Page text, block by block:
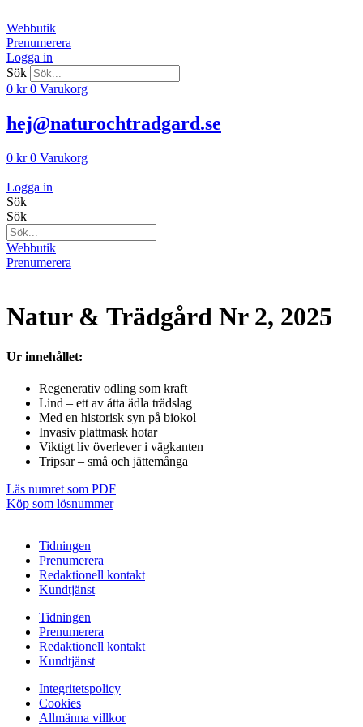
till
innehåll
Webbutik
Prenumerera
Logga in
Sök
0 kr 0 Varukorg
hej@naturochtradgard.se
0 kr 0 Varukorg
Logga in
Sök
Sök
Webbutik
Prenumerera
Natur & Trädgård Nr 2, 2025
Ur innehållet:
Regenerativ odling som kraft
Lind – ett av åtta ädla trädslag
Med en historisk syn på biokol
Invasiv plattmask hotar
Viktigt liv överlever i vägkanten
Tripsar – små och jättemånga
Läs numret som PDF
Köp som lösnummer
Tidningen
Prenumerera
Redaktionell kontakt
Kundtjänst
Tidningen
Prenumerera
Redaktionell kontakt
Kundtjänst
Integritetspolicy
Cookies
Allmänna villkor